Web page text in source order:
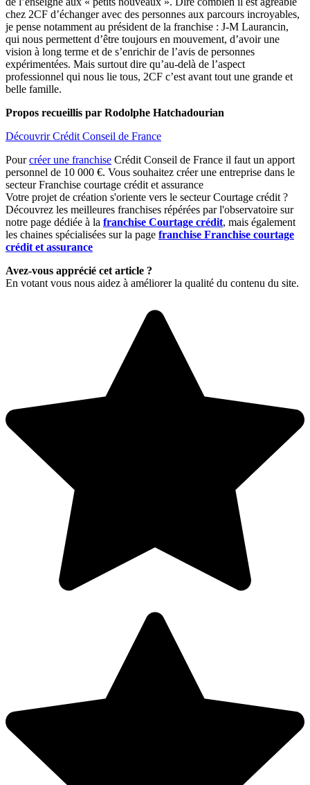
chez 2CF d’échanger avec des personnes aux parcours incroyables,
je pense notamment au président de la franchise : J-M Laurancin,
qui nous permettent d’être toujours en mouvement, d’avoir une
vision à long terme et de s’enrichir de l’avis de personnes
expérimentées. Mais surtout dire qu’au-delà de l’aspect
professionnel qui nous lie tous, 2CF c’est avant tout une grande et
belle famille.
Propos recueillis par Rodolphe Hatchadourian
Découvrir Crédit Conseil de France
Pourcréer une franchise Crédit Conseil de France il faut un apport
personnel de 10 000 €. Vous souhaitez créer une entreprise dans le
secteur Franchise courtage crédit et assurance
Votre projet de création s'oriente vers le secteur Courtage crédit ?
Découvrez les meilleures franchises répérées par l'observatoire sur
notre page dédiée à la franchise Courtage crédit, mais également
les chaines spécialisées sur la page franchise Franchise courtage
crédit et assurance
Avez-vous apprécié cet article ?
En votant vous nous aidez à améliorer la qualité du contenu du site.